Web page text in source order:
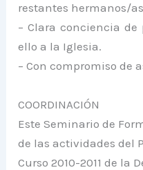
restantes hermanos/
– Clara conciencia de
ello a la Iglesia.
– Con compromiso de
COORDINACIÓN
Este Seminario de
de las actividades del
Curso 2010-2011 de la